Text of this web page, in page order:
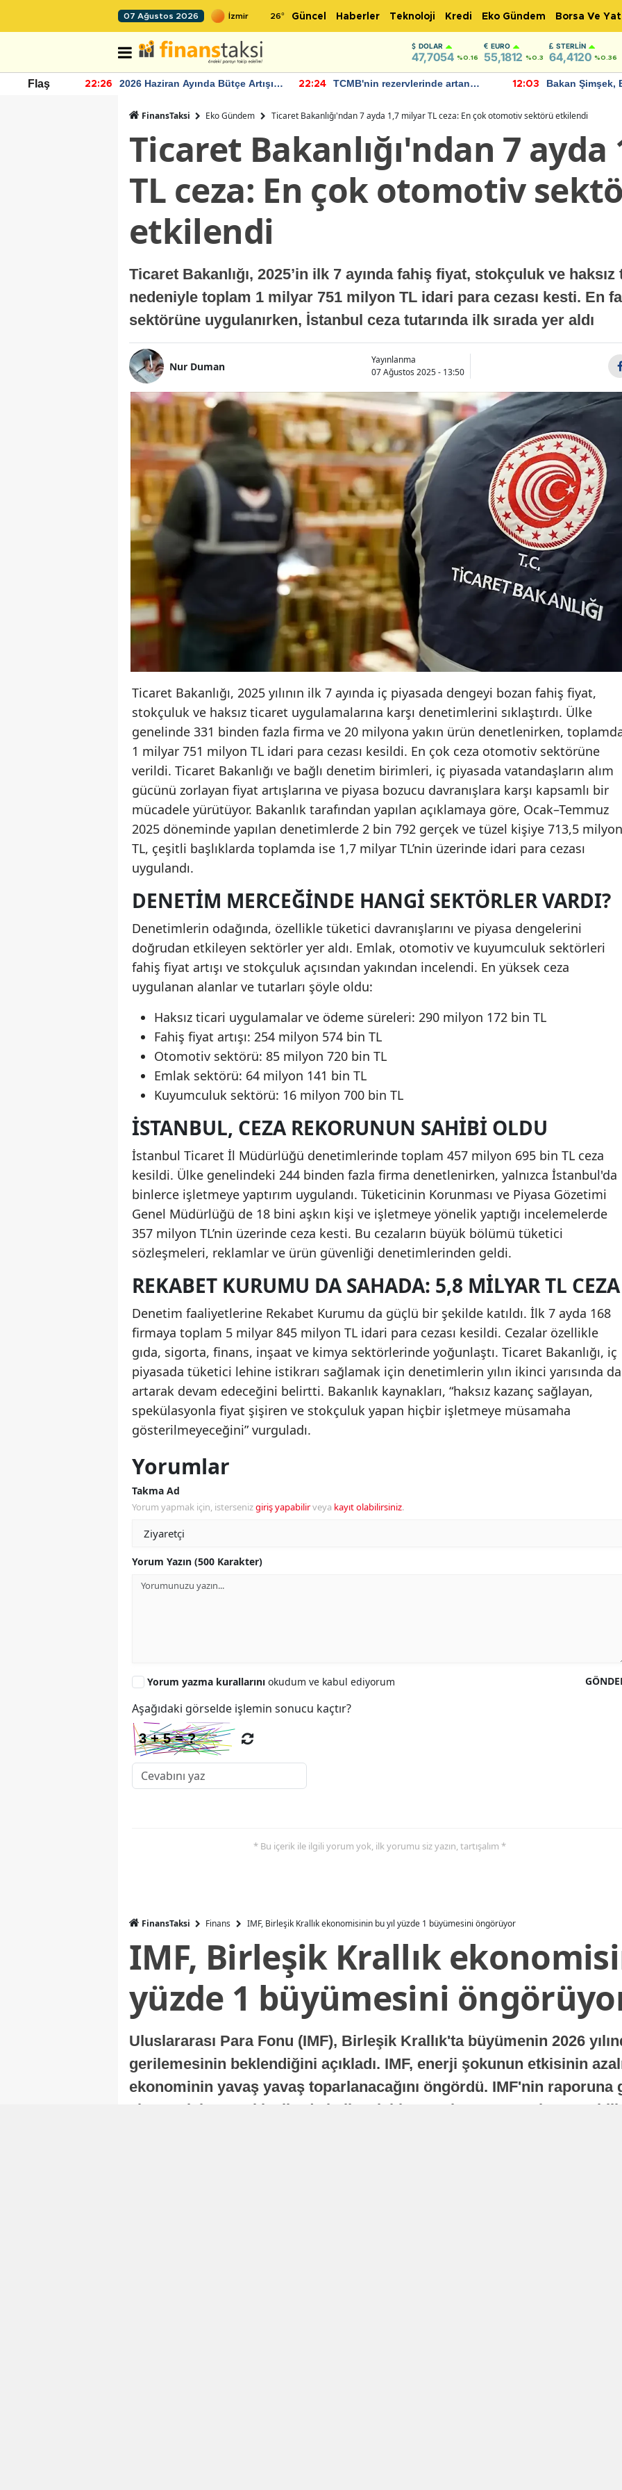
07 Ağustos 2026 26° Güncel Haberler Teknoloji Kredi Eko Gündem Borsa Ve
DOLAR
47,7054 %0.16
EURO
55,1812 %0.3
STERLIN
64,4120 %0.36
Flaş 22:26
2026 Haziran Ayında Bütçe Artışı
22:24
TCMB'nin rezervlerinde artan
12:03
Bakan Şimşek,
FinansTaksi Eko Gündem Ticaret Bakanlığı'ndan 7 ayda 1,7 milyar TL ceza: En çok otomotiv sektörü etkilendi
Ticaret Bakanlığı'ndan 7
TL ceza: En çok otomotiv
etkilendi
Ticaret Bakanlığı, 2025’in ilk 7 ayında fahiş fiyat, stokçuluk ve
nedeniyle toplam 1 milyar 751 milyon TL idari para cezası kesti. En
sektörüne uygulanırken, İstanbul ceza tutarında ilk sırada yer aldı
Nur Duman
Yayınlanma
07 Ağustos 2025 - 13:50
Ticaret Bakanlığı, 2025 yılının ilk 7 ayında iç piyasada dengeyi bozan fahiş fiyat,
stokçuluk ve haksız ticaret uygulamalarına karşı denetimlerini sıklaştırdı. Ülke
genelinde 331 binden fazla firma ve 20 milyona yakın ürün denetlenirken,
1 milyar 751 milyon TL idari para cezası kesildi. En çok ceza otomotiv sektörüne
verildi. Ticaret Bakanlığı ve bağlı denetim birimleri, iç piyasada vatandaşların alım
gücünü zorlayan fiyat artışlarına ve piyasa bozucu davranışlara karşı kapsamlı bir
mücadele yürütüyor. Bakanlık tarafından yapılan açıklamaya göre, Ocak–Temmuz
2025 döneminde yapılan denetimlerde 2 bin 792 gerçek ve tüzel kişiye 713,5 milyon
TL, çeşitli başlıklarda toplamda ise 1,7 milyar TL’nin üzerinde idari para cezası
uygulandı.
DENETIM MERCEĞINDE HANGI SEKTÖRLER VARDI?
Denetimlerin odağında, özellikle tüketici davranışlarını ve piyasa dengelerini
doğrudan etkileyen sektörler yer aldı. Emlak, otomotiv ve kuyumculuk sektörleri
fahiş fiyat artışı ve stokçuluk açısından yakından incelendi. En yüksek ceza
uygulanan alanlar ve tutarları şöyle oldu:
Haksız ticari uygulamalar ve ödeme süreleri: 290 milyon 172 bin TL
Fahiş fiyat artışı: 254 milyon 574 bin TL
Otomotiv sektörü: 85 milyon 720 bin TL
Emlak sektörü: 64 milyon 141 bin TL
Kuyumculuk sektörü: 16 milyon 700 bin TL
İSTANBUL, CEZA REKORUNUN SAHIBI OLDU
İstanbul Ticaret İl Müdürlüğü denetimlerinde toplam 457 milyon 695 bin TL ceza
kesildi. Ülke genelindeki 244 binden fazla firma denetlenirken, yalnızca İstanbul'da
binlerce işletmeye yaptırım uygulandı. Tüketicinin Korunması ve Piyasa Gözetimi
Genel Müdürlüğü de 18 bini aşkın kişi ve işletmeye yönelik yaptığı incelemelerde
357 milyon TL’nin üzerinde ceza kesti. Bu cezaların büyük bölümü tüketici
sözleşmeleri, reklamlar ve ürün güvenliği denetimlerinden geldi.
REKABET KURUMU DA SAHADA: 5,8 MILYAR TL CEZA
Denetim faaliyetlerine Rekabet Kurumu da güçlü bir şekilde katıldı. İlk 7 ayda 168
firmaya toplam 5 milyar 845 milyon TL idari para cezası kesildi. Cezalar özellikle
gıda, sigorta, finans, inşaat ve kimya sektörlerinde yoğunlaştı. Ticaret Bakanlığı, iç
piyasada tüketici lehine istikrarı sağlamak için denetimlerin yılın ikinci yarısında da
artarak devam edeceğini belirtti. Bakanlık kaynakları, “haksız kazanç sağlayan,
spekülasyonla fiyat şişiren ve stokçuluk yapan hiçbir işletmeye müsamaha
gösterilmeyeceğini” vurguladı.
Yorumlar
Takma Ad
Yorum yapmak için, istersenizgiriş yapabilirveya kayıt olabilirsiniz.
Yorum Yazın (500 Karakter)
Yorum yazma kurallarını okudum ve kabul ediyorum
Aşağıdaki görselde işlemin sonucu kaçtır?
* Bu içerik ile ilgili yorum yok, ilk yorumu siz yazın, tartışalım *
FinansTaksi Finans IMF, Birleşik Krallık ekonomisinin bu yıl yüzde 1 büyümesini öngörüyor
IMF, Birleşik Krallık
yüzde 1 büyümesini
Uluslararası Para Fonu (IMF), Birleşik Krallık'ta büyümenin 2026
gerilemesinin beklendiğini açıkladı. IMF, enerji şokunun etkisinin
ekonominin yavaş yavaş toparlanacağını öngördü. IMF'nin raporuna
ekonomisi, sonraki yıllarda istikrarlı bir toparlanma süreci